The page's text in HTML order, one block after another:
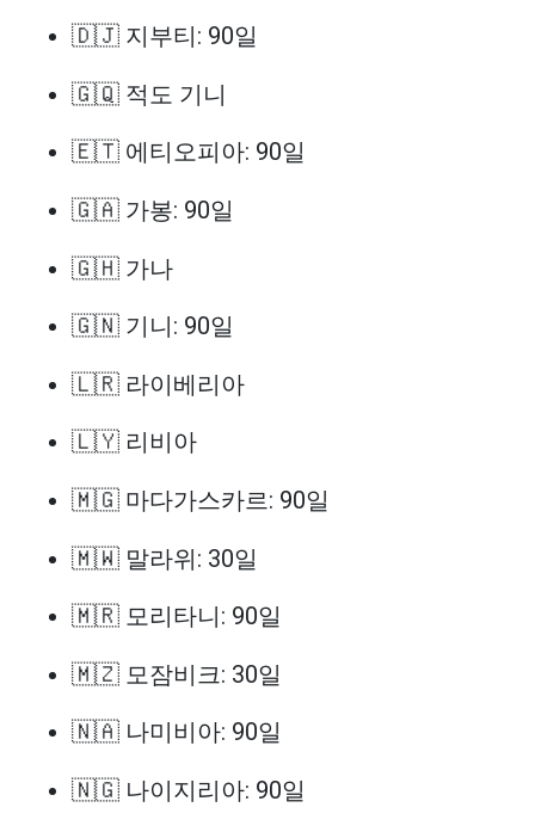
🇩🇯 지부티: 90일
🇬🇶 적도 기니
🇪🇹 에티오피아: 90일
🇬🇦 가봉: 90일
🇬🇭 가나
🇬🇳 기니: 90일
🇱🇷 라이베리아
🇱🇾 리비아
🇲🇬 마다가스카르: 90일
🇲🇼 말라위: 30일
🇲🇷 모리타니: 90일
🇲🇿 모잠비크: 30일
🇳🇦 나미비아: 90일
🇳🇬 나이지리아: 90일